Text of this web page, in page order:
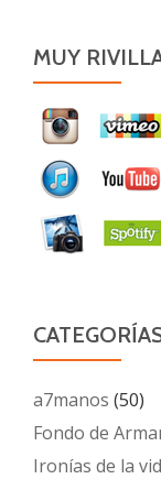
MUY
a7manos (50)
Fondo de
Ironías de la